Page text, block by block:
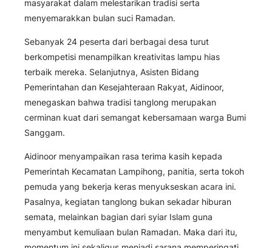
masyarakat dalam melestarikan tradisi serta
menyemarakkan bulan suci Ramadan.
Sebanyak 24 peserta dari berbagai desa turut
berkompetisi menampilkan kreativitas lampu hias
terbaik mereka. Selanjutnya, Asisten Bidang
Pemerintahan dan Kesejahteraan Rakyat, Aidinoor,
menegaskan bahwa tradisi tanglong merupakan
cerminan kuat dari semangat kebersamaan warga Bumi
Sanggam.
Aidinoor menyampaikan rasa terima kasih kepada
Pemerintah Kecamatan Lampihong, panitia, serta tokoh
pemuda yang bekerja keras menyukseskan acara ini.
Pasalnya, kegiatan tanglong bukan sekadar hiburan
semata, melainkan bagian dari syiar Islam guna
menyambut kemuliaan bulan Ramadan. Maka dari itu,